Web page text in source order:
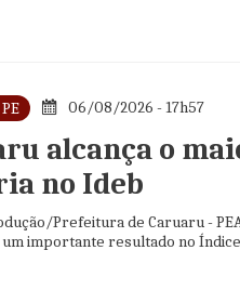
06/08/2026 - 17h57
alcança o
no Ideb
Prefeitura de Caruaru -
importante resultado no